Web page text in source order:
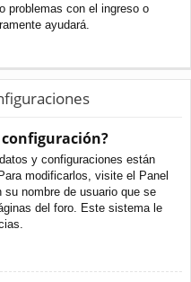
problemas con el ingreso o
ayudará.
y configuraciones están
modificarlos, visite el Panel
nombre de usuario que se
del foro. Este sistema le